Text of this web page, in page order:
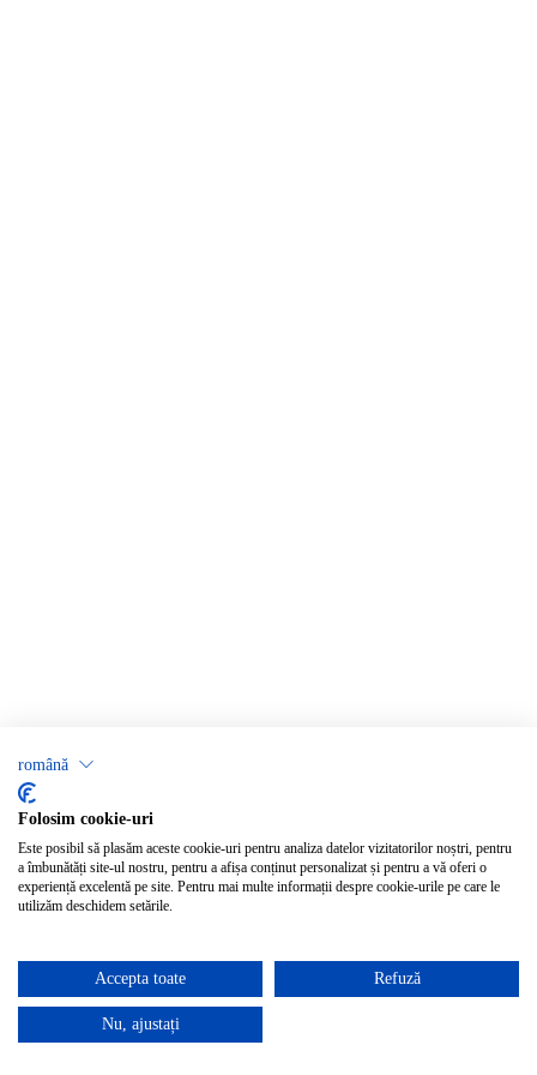
română
Folosim cookie-uri
Este posibil să plasăm aceste cookie-uri pentru analiza datelor vizitatorilor noștri, pentru
a îmbunătăți site-ul nostru, pentru a afișa conținut personalizat și pentru a vă oferi o
experiență excelentă pe site. Pentru mai multe informații despre cookie-urile pe care le
utilizăm deschidem setările.
Accepta toate Refuză
Nu, ajustați